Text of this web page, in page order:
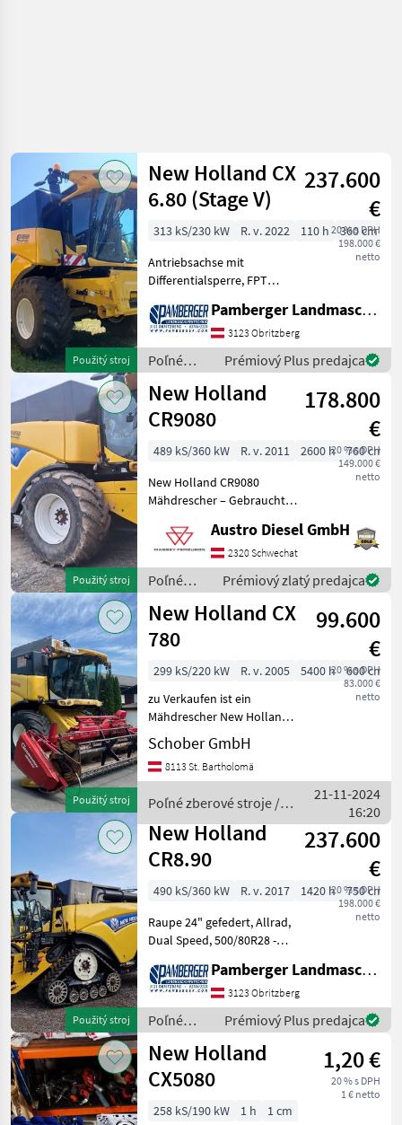
Použitý stroj
New Holland CX
6.80 (Stage V)
237.600
€
20 % s DPH
198.000 €
netto
313 kS/230 kW R. v. 2022 110 h
360 cm
Antriebsachse mit
Differentialsperre, FPT
Sectionaler Dreschkorb,
ZUSATZAUSRÜSTUNG FÜR
ÖSTERREICH, Feuerlöscher
an Kabinenleiter,
Außenspieg
Pamberger Landmaschinentechnik GmbH
3123 Obritzberg
Poľné
zberové
stroje /
New
Holland
Prémiový Plus predajca
Použitý stroj
New Holland
CR9080
178.800
€
20 % s DPH
149.000 €
netto
489 kS/360 kW R. v. 2011 2600 h
760 cm
New Holland CR9080
Mähdrescher – Gebraucht
zuverlässiger New Holland
CR9080 Mähdrescher,
Baujahr 2011, in gutem
Zustand und bereit für den
s
Austro Diesel GmbH
2320 Schwechat
Poľné
zberové
stroje /
New
Holland
Prémiový zlatý predajca
Použitý stroj
New Holland CX
780
99.600
€
20 % s DPH
83.000 €
netto
299 kS/220 kW R. v. 2005 5400 h
600 cm
zu Verkaufen ist ein
Mähdrescher New Holland
CX780 mit einem Geringhoff
Klappschneidwerk
Grainstar 6 Meter
Siebkastenhangausgleich,
Kame
Schober GmbH
8113 St. Bartholomä
Poľné zberové stroje /
New Holland
21-11-2024
16:20
Použitý stroj
New Holland
CR8.90
237.600
€
20 % s DPH
198.000 €
netto
490 kS/360 kW R. v. 2017 1420 h
750 cm
Raupe 24" gefedert, Allrad,
Dual Speed, 500/80R28 -
Drehzahl Radio Bluetooth,
Feuchte- und
Ertragsmessung,
Drehsiebbürste,
Gebläseschutz, K
Pamberger Landmaschinentechnik GmbH
3123 Obritzberg
Poľné
zberové
stroje /
New
Holland
Prémiový Plus predajca
New Holland
CX5080
1,20 €
20 % s DPH
1 € netto
258 kS/190 kW 1 h
1 cm